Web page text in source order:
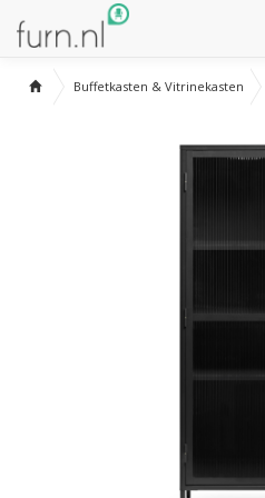
Buffetkasten & Vitrinekasten